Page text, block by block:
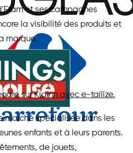
et ses campagnes
la visibilité des produits et
marque.
sur Kidinn avec e-tailize.
marché spécialisée dans les
enfants et à leurs parents.
de jouets,